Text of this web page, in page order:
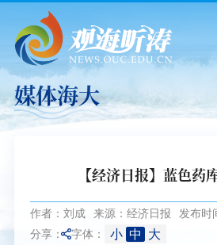
媒体海大
【经济日报】蓝色药
作者：刘成 来源：经济日报 发布时
分享： 字体： 小 中 大